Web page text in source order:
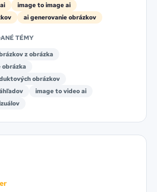
image to image ai
ai generovanie obrázkov
TÉMY
z obrázka
obrázka
obrázkov
image to video ai